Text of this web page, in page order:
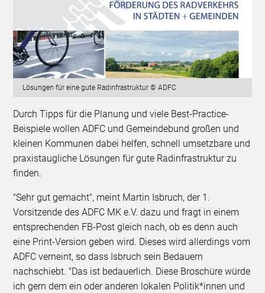
Lösungen für eine gute Radinfrastruktur © ADFC
Durch Tipps für die Planung und viele Best-Practice-
Beispiele wollen ADFC und Gemeindebund großen und
kleinen Kommunen dabei helfen, schnell umsetzbare und
praxistaugliche Lösungen für gute Radinfrastruktur zu
finden.
"Sehr gut gemacht", meint Martin Isbruch, der 1.
Vorsitzende des ADFC MK e.V. dazu und fragt in einem
entsprechenden FB-Post gleich nach, ob es denn auch
eine Print-Version geben wird. Dieses wird allerdings vom
ADFC verneint, so dass Isbruch sein Bedauern
nachschiebt. "Das ist bedauerlich. Diese Broschüre würde
ich gern dem ein oder anderen lokalen Politik*innen und